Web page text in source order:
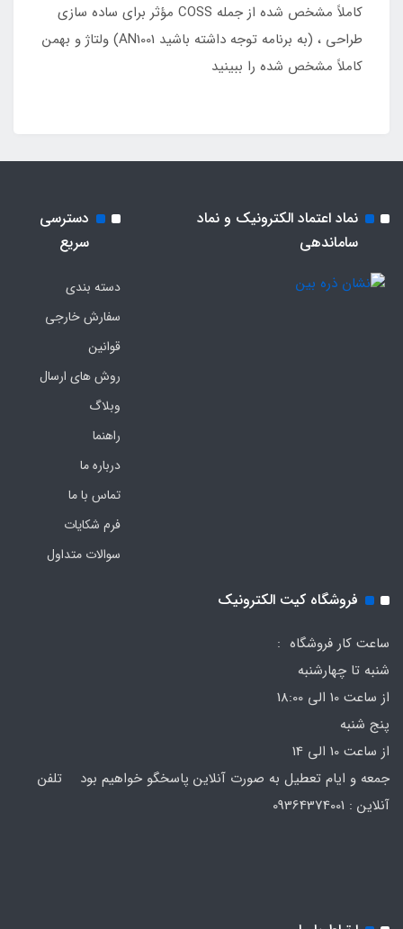
کاملاً مشخص شده از جمله COSS مؤثر برای ساده سازی
طراحی ، (به برنامه توجه داشته باشید AN1001) ولتاژ و بهمن
کاملاً مشخص شده را ببینید
نماد اعتماد الکترونیک و نماد
ساماندهی
دسترسی
سریع
دسته بندی
سفارش خارجی
قوانین
روش های ارسال
وبلاگ
راهنما
درباره ما
تماس با ما
فرم‌ شکایات
سوالات متداول
فروشگاه کیت الکترونیک
ساعت کار فروشگاه :
شنبه تا چهارشنبه
از ساعت 10 الی 18:00
پنج شنبه
از ساعت 10 الی 14
جمعه و ایام تعطیل به صورت آنلاین پاسخگو خواهیم بود تلفن